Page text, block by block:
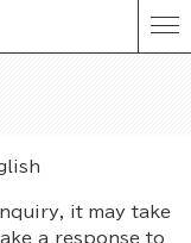
it may take
a response to